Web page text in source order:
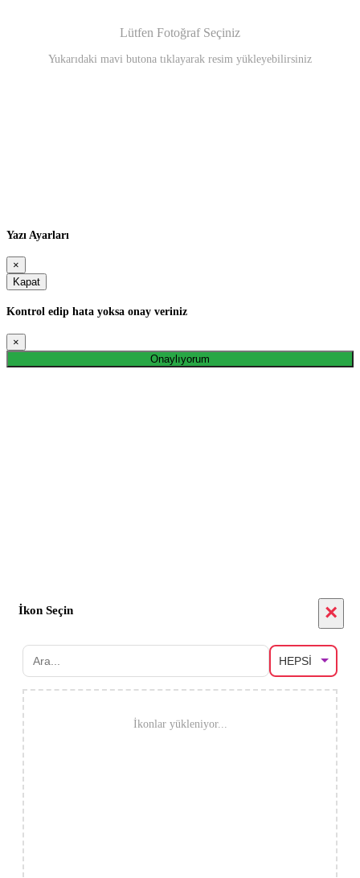
Lütfen Fotoğraf Seçiniz
Yukarıdaki mavi butona tıklayarak resim yükleyebilirsiniz
Yazı Ayarları
×
Kapat
Kontrol edip hata yoksa onay veriniz
×
Onaylıyorum
İkon Seçin ×
İkonlar yükleniyor...